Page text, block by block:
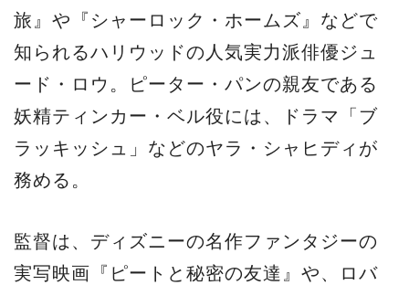
旅』や『シャーロック・ホームズ』などで
知られるハリウッドの人気実力派俳優ジュ
ード・ロウ。ピーター・パンの親友である
妖精ティンカー・ベル役には、ドラマ「ブ
ラッキッシュ」などのヤラ・シャヒディが
務める。
監督は、ディズニーの名作ファンタジーの
実写映画『ピートと秘密の友達』や、ロバ